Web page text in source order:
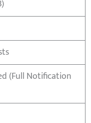
(Full Notification